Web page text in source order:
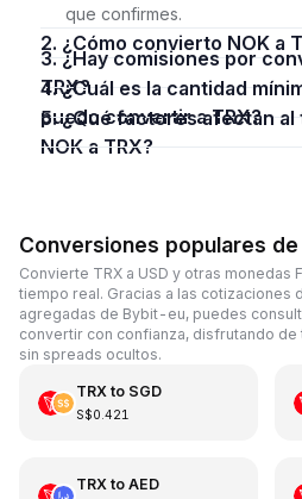
que confirmes.
2. ¿Cómo convierto NOK
3. ¿Hay comisiones por convertir NOK a
TRX?
4. ¿Cuál es la cantidad mínima de NOK que
puedo convertir a TRX?
5. ¿Qué factores afectan al tipo de cambio de
NOK a TRX?
Conversiones populares de
Convierte TRX a USD y otras monedas
tiempo real. Gracias a las cotizaciones
agregadas de Bybit-eu, puedes
convertir con confianza, disfrutando
sin spreads ocultos.
TRXto SGD
S$0.421
TRXto AED